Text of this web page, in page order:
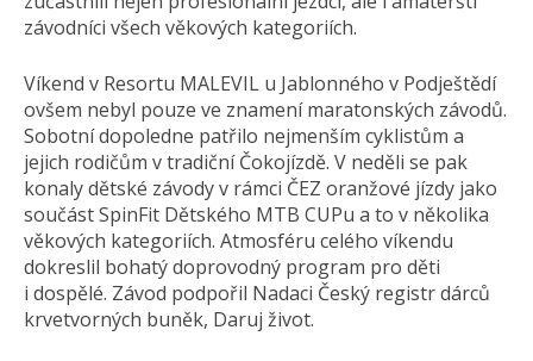
závodníci všech věkových kategoriích.
Víkend v Resortu MALEVIL u Jablonného v Podještědí
ovšem nebyl pouze ve znamení maratonských závodů.
Sobotní dopoledne patřilo nejmenším cyklistům a
jejich rodičům v tradiční Čokojízdě. V neděli se pak
konaly dětské závody v rámci ČEZ oranžové jízdy jako
součást SpinFit Dětského MTB CUPu a to v několika
věkových kategoriích. Atmosféru celého víkendu
dokreslil bohatý doprovodný program pro děti
i dospělé. Závod podpořil Nadaci Český registr dárců
krvetvorných buněk, Daruj život.